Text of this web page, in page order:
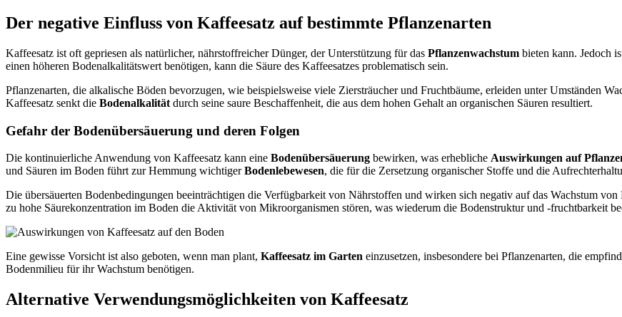
Der negative Einfluss von Kaffeesatz auf bestimmte Pflanzenarten
Kaffeesatz ist oft gepriesen als natürlicher, nährstoffreicher Dünger, der Unterstützung für das Pflanzenwachstum bieten kann. Jedoch
einen höheren Bodenalkalitätswert benötigen, kann die Säure des Kaffeesatzes problematisch sein.
Pflanzenarten, die alkalische Böden bevorzugen, wie beispielsweise viele Ziersträucher und Fruchtbäume, erleiden unter Umständen
Kaffeesatz senkt die Bodenalkalität durch seine saure Beschaffenheit, die aus dem hohen Gehalt an organischen Säuren resultiert.
Gefahr der Bodenübersäuerung und deren Folgen
Die kontinuierliche Anwendung von Kaffeesatz kann eine Bodenübersäuerung bewirken, was erhebliche Auswirkungen auf
und Säuren im Boden führt zur Hemmung wichtigerBodenlebewesen, die für die Zersetzung organischer Stoffe und die
Die übersäuerten Bodenbedingungen beeinträchtigen die Verfügbarkeit von Nährstoffen und wirken sich negativ auf das Wachstum
zu hohe Säurekonzentration im Boden die Aktivität von Mikroorganismen stören, was wiederum die Bodenstruktur und -fruchtbarkeit
Eine gewisse Vorsicht ist also geboten, wenn man plant, Kaffeesatz im Garten einzusetzen, insbesondere bei Pflanzenarten, die
Bodenmilieu für ihr Wachstum benötigen.
Alternative Verwendungsmöglichkeiten von Kaffeesatz